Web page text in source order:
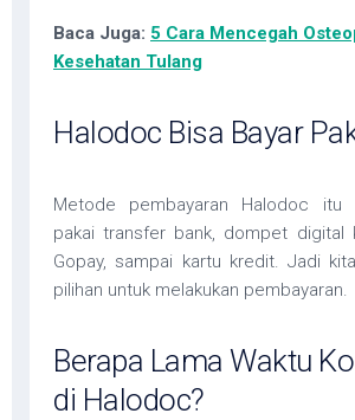
Baca Juga: 5 Cara Mencegah
Kesehatan Tulang
Halodoc Bisa Bayar
Metode pembayaran Halodoc itu
pakai transfer bank, dompet digital
Gopay, sampai kartu kredit. Jadi
pilihan untuk melakukan pembayaran.
Berapa Lama Waktu
di Halodoc?